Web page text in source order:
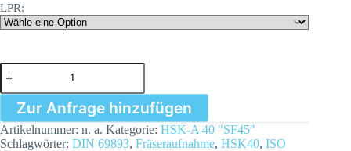
LPR:
Schrumpffutter
4,5°
HSK
-
(D03-
20)
Zur Anfrage hinzufügen
Artikelnummer: n. a. Kategorie: HSK-A 40 "SF45"
Schlagwörter: DIN 69893, Fräseraufnahme, HSK40, ISO